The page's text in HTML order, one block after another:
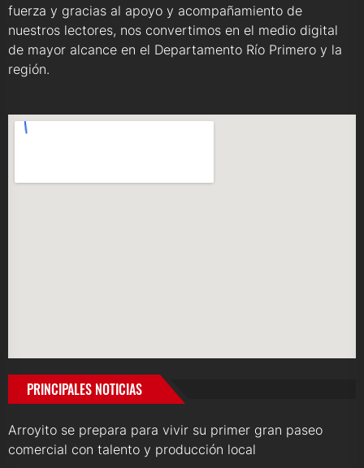
fuerza y gracias al apoyo y acompañamiento de
nuestros lectores, nos convertimos en el medio digital
de mayor alcance en el Departamento Río Primero y la
región.
PRINCIPALES NOTICIAS
Arroyito se prepara para vivir su primer gran paseo
comercial con talento y producción local